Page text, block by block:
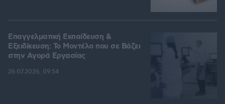
Επαγγελματική Εκπαίδευση &
Εξειδίκευση: Το Mοντέλο που σε Bάζει
στην Aγορά Eργασίας
26.07.2026, 09:54